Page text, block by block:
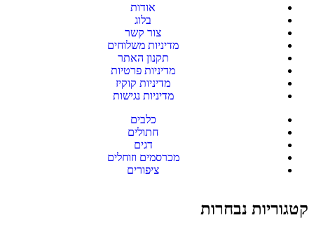
אודות
בלוג
צור קשר
מדיניות משלוחים
תקנון האתר
מדיניות פרטיות
מדיניות קוקיז
מדיניות נגישות
כלבים
חתולים
דגים
מכרסמים וזוחלים
ציפורים
קטגוריות נבחרות